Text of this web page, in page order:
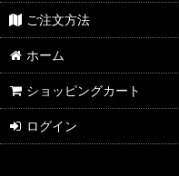
ご注文方法
ホーム
ショッピングカート
ログイン